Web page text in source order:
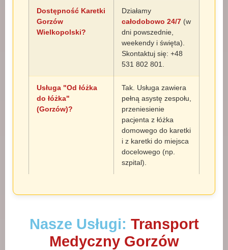
Dostępność Karetki
Gorzów
Wielkopolski?
Działamy
całodobowo 24/7 (w
dni powszednie,
weekendy i święta).
Skontaktuj się: +48
531 802 801.
Usługa "Od łóżka
do łóżka"
(Gorzów)?
Tak. Usługa zawiera
pełną asystę zespołu,
przeniesienie
pacjenta z łóżka
domowego do karetki
i z karetki do miejsca
docelowego (np.
szpital).
Nasze Usługi: Transport
Medyczny Gorzów